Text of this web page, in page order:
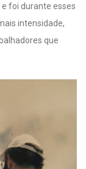
foi durante esses
intensidade,
que